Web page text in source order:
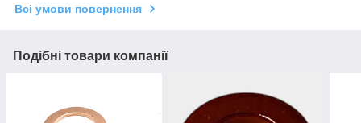
Всі умови повернення
Подібні товари компанії